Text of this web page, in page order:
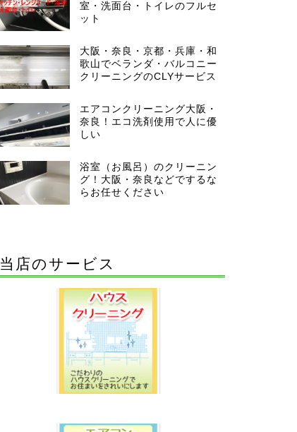
室・洗面台・トイレのフルセ
ット
大阪・奈良・京都・兵庫・和
歌山でベランダ・バルコニー
クリーニングのCLYサービス
エアコンクリーニング大阪・
奈良！エコ洗剤使用で人に優
しい
浴室（お風呂）のクリーニン
グ！大阪・奈良などでするな
らお任せください
当店のサービス